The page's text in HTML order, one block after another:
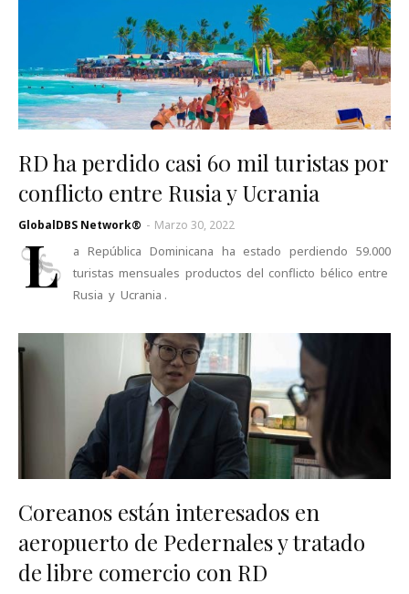
RD ha perdido casi 60 mil turistas por
conflicto entre Rusia y Ucrania
GlobalDBS Network® - Marzo 30, 2022
L
a República Dominicana ha estado perdiendo 59.000
turistas mensuales productos del conflicto bélico entre
Rusia y Ucrania .
Coreanos están interesados en
aeropuerto de Pedernales y tratado
de libre comercio con RD